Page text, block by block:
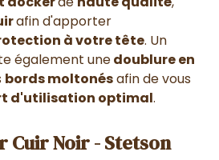
afin d'apporter
à votre tête. Un
également unedoublure en
bords moltonésafin de vous
d'utilisation optimal.
Cuir Noir - Stetson